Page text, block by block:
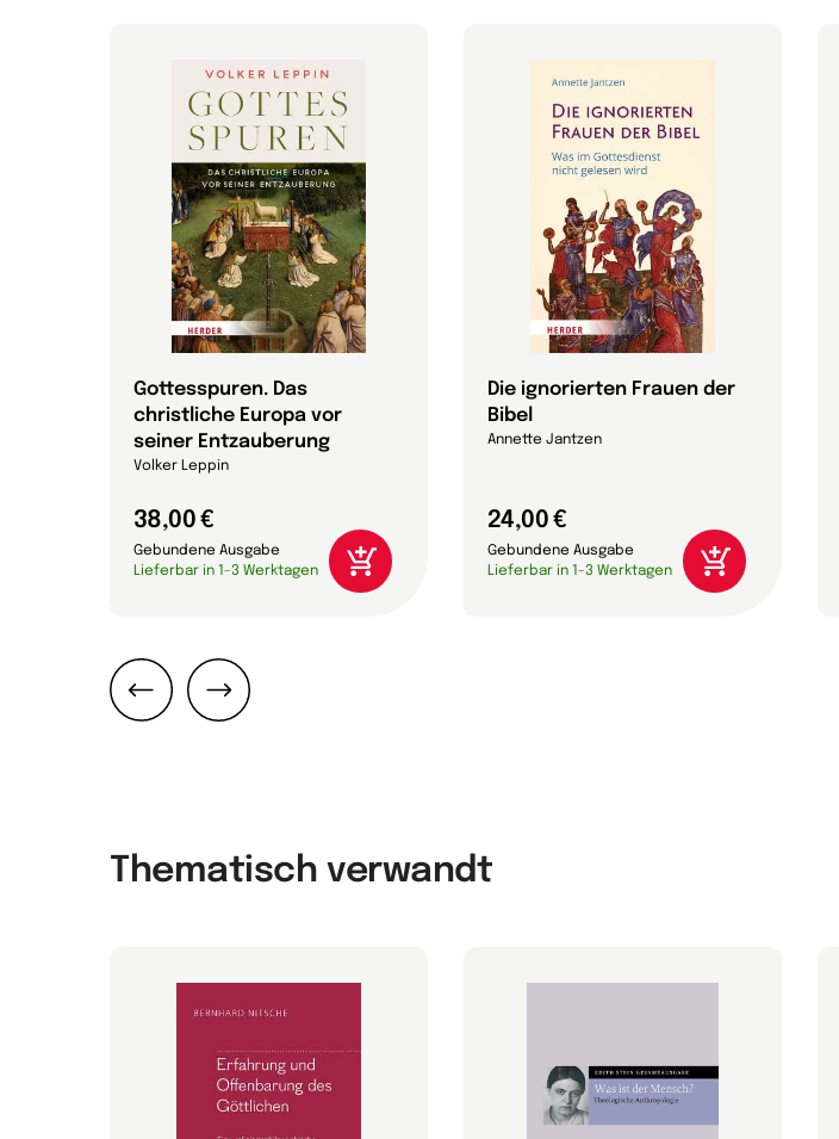
Gottesspuren. Das
christliche Europa vor
seiner Entzauberung
Volker Leppin
38,00 €
Gebundene Ausgabe
Lieferbar in 1-3 Werktagen
Die ignorierten Frauen der
Bibel
Annette Jantzen
24,00 €
Gebundene Ausgabe
Lieferbar in 1-3 Werktagen
Thematisch verwandt